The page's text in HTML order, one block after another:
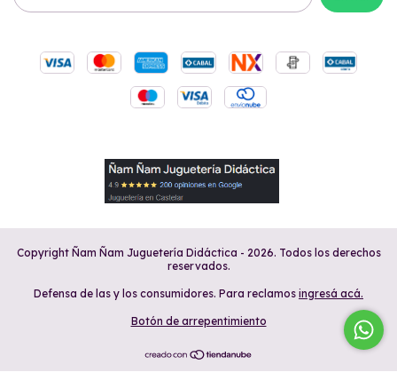
Copyright Ñam Ñam Juguetería Didáctica - 2026. Todos los derechos
reservados.
Defensa de las y los consumidores. Para reclamos ingresá acá.
Botón de arrepentimiento